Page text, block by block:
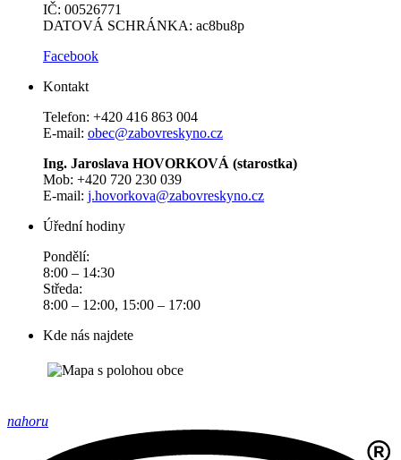
IČ: 00526771
DATOVÁ SCHRÁNKA: ac8bu8p
Facebook
Kontakt
Telefon: +420 416 863 004
E-mail: obec@zabovreskyno.cz
Ing. Jaroslava HOVORKOVÁ (starostka)
Mob: +420 720 230 039
E-mail: j.hovorkova@zabovreskyno.cz
Úřední hodiny
Pondělí:
8:00 – 14:30
Středa:
8:00 – 12:00, 15:00 – 17:00
Kde nás najdete
nahoru